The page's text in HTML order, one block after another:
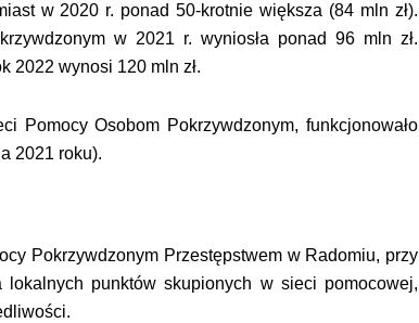
w 2020 r. ponad 50-krotnie większa (84 mln zł).
w 2021 r. wyniosła ponad 96 mln zł.
2022 wynosi 120 mln zł.
Pomocy Osobom Pokrzywdzonym, funkcjonowało
2021 roku).
Pokrzywdzonym Przestępstwem w Radomiu, przy
punktów skupionych w sieci pomocowej,